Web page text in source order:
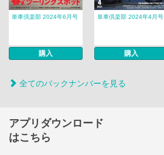
単車倶楽部 2024年6月号
購入
単車倶楽部 2024年4月号
購入
全てのバックナンバーを見る
アプリダウンロード
はこちら